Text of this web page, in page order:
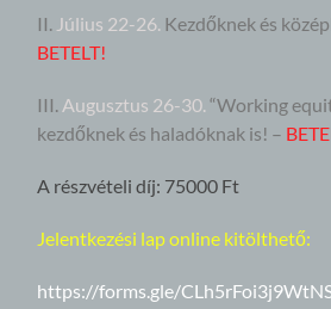
II. Július 22-26. Kezdőknek és
BETELT!
III. Augusztus 26-30. “Working
kezdőknek és haladóknak is! –
A részvételi díj: 75000 Ft
Jelentkezési lap online kitölthető:
https://forms.gle/